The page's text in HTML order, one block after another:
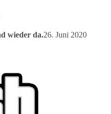
wieder da.26. Juni 2020